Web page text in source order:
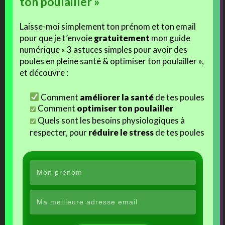
Nouvelle recette de pâtée
pour poussins !
Recette basique de pâtée
pour poussin
La recette de pâtée
spéciale poussins
Autres Articles Sur Un Thème Proche Ou Similaire
La recette de pâtée spéciale poussins
Recette de pâtée pour poules
Pâtée pour poussins aux carottes
Laisse-moi simplement ton prénom et ton email
pour que je t’envoiegratuitement mon guide
numérique « 3 astuces simples pour avoir des
poules en pleine santé & optimiser ton poulailler »,
et découvre :
Comment améliorer la santéde tes poules
Comment optimiser ton poulailler
Quels sont les besoins physiologiques à
respecter, pourréduire le stressde tes poules